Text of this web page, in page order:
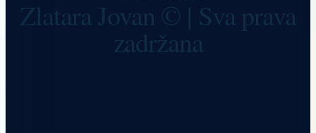
Zlatara Jovan © | Sva prava
zadržana